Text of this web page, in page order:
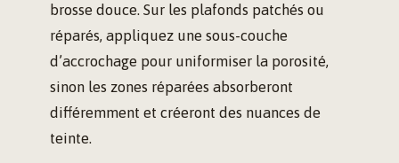
brosse douce. Sur les plafonds patchés ou
réparés, appliquez une sous-couche
d’accrochage pour uniformiser la porosité,
sinon les zones réparées absorberont
différemment et créeront des nuances de
teinte.